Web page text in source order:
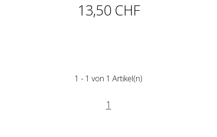
13,50 CHF
1 - 1 von 1 Artikel(n)
1